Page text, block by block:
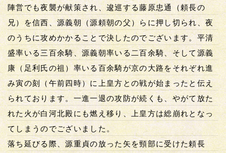
陣営でも夜襲が献策され、逡巡する藤原忠通（頼長の
兄）を信西、源義朝（源頼朝の父）らに押し切られ、夜
のうちに攻めかかることで決したのでございます。平清
盛率いる三百余騎、源義朝率いる二百余騎、そして源義
康（足利氏の祖）率いる百余騎が京の大路をそれぞれ進
み寅の刻（午前四時）に上皇方との戦が始まったと伝え
られております。一進一退の攻防が続くも、やがて放た
れた火が白河北殿にも燃え移り、上皇方は総崩れとなっ
てしまうのでございました。
落ち延びる際、源重貞の放った矢を頸部に受けた頼長